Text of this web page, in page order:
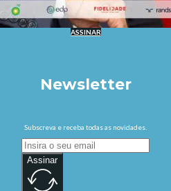
ASSINAR
Newsletter
Subscreva e receba todas as novidades.
Assinar